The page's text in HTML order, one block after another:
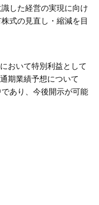
した経営の実現に向け
式の見直し・縮減を目
おいて特別利益として
期業績予想について
あり、今後開示が可能